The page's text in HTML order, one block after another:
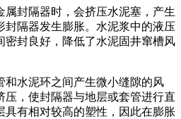
属封隔器时，会挤压水泥塞，产生
封隔器发生膨胀。水泥浆中的液压
密封良好，降低了水泥固井窜槽风
和水泥环之间产生微小缝隙的风
压，使封隔器与地层或套管进行直
具有相对较高的塑性，因此在膨胀